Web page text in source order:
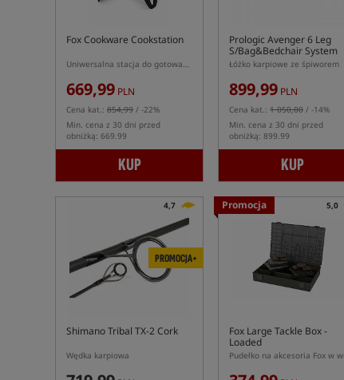
Fox Cookware Cookstation
Uniwersalna stacja do gotowania Fox
669,99 PLN
Cena kat.: 854,99 / -22%
Min. cena z 30 dni przed
obniżką: 669.99
KUP
Prologic Avenger 6 Leg
S/Bag&Bedchair System
Łóżko karpiowe ze śpiworem
899,99 PLN
Cena kat.: 1 050,00 / -14%
Min. cena z 30 dni przed
obniżką: 899.99
KUP
4,7
PROMOCJA+
Shimano Tribal TX-2 Cork
Wędka karpiowa
Promocja 5,0
Fox Large Tackle Box -
Loaded